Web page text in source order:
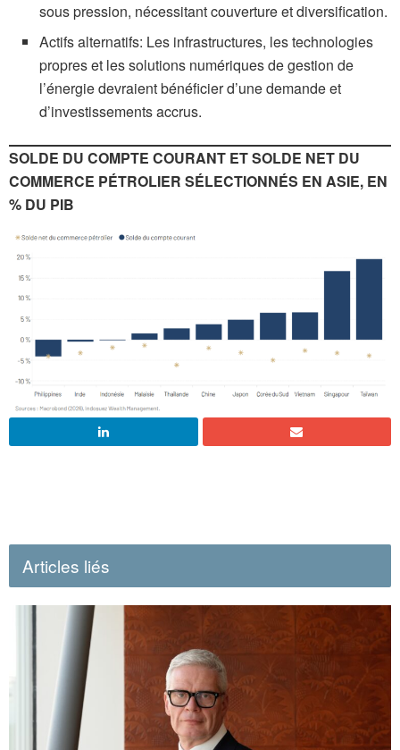
sous pression, nécessitant couverture et diversification.
Actifs alternatifs: Les infrastructures, les technologies
propres et les solutions numériques de gestion de
l’énergie devraient bénéficier d’une demande et
d’investissements accrus.
SOLDE DU COMPTE COURANT ET SOLDE NET DU
COMMERCE PÉTROLIER SÉLECTIONNÉS EN ASIE, EN
% DU PIB
Articles liés